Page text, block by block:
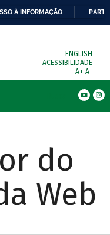
À INFORMAÇÃO
ENGLISH
ACESSIBILIDADE
A+ A-
do
Web